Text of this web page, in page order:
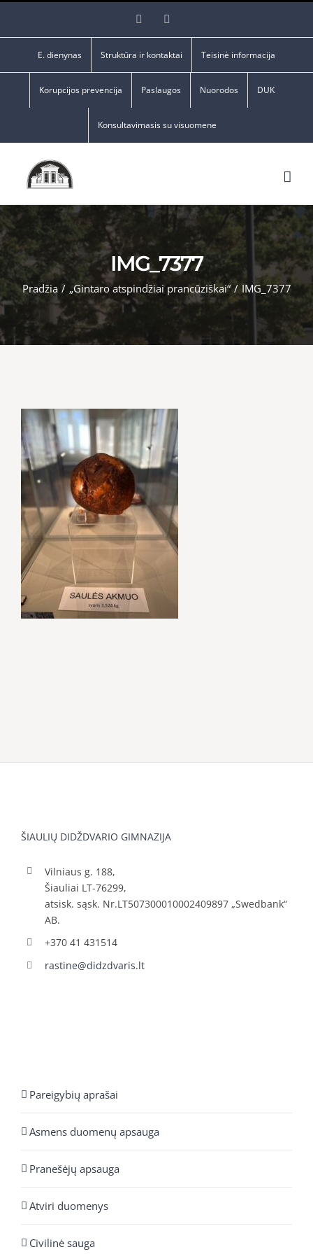
Facebook
E. dienynas Struktūra ir kontaktai Teisinė informacija
Korupcijos prevencija Paslaugos Nuorodos DUK
Konsultavimasis su visuomene
IMG_7377
Pradžia / „Gintaro atspindžiai prancūziškai“ / IMG_7377
ŠIAULIŲ DIDŽDVARIO GIMNAZIJA
Vilniaus g. 188,
Šiauliai LT-76299,
atsisk. sąsk. Nr.LT507300010002409897 „Swedbank“
AB.
+370 41 431514
rastine@didzdvaris.lt
Pareigybių aprašai
Asmens duomenų apsauga
Pranešėjų apsauga
Atviri duomenys
Civilinė sauga